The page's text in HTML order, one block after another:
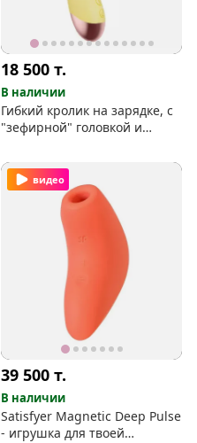
18 500т.
В наличии
Гибкий кролик на зарядке, с
"зефирной" головкой и
видео
39 500т.
В наличии
Satisfyer Magnetic Deep Pulse
- игрушка для твоей